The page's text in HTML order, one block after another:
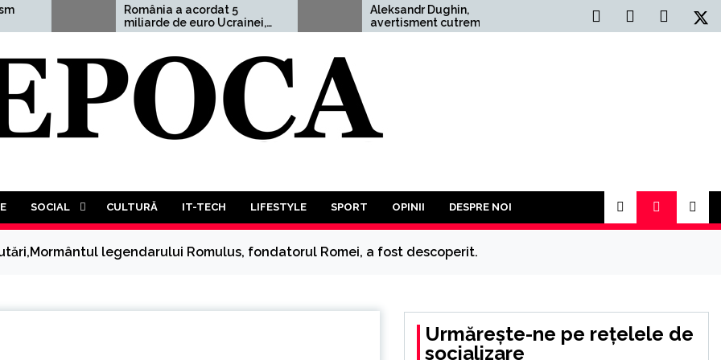
România a acordat 5
miliarde de euro Ucrainei,
adică 1,5% din PIB
Aleksandr Dughin,
avertisment cutremurător:
”Un Al Treilea Război
decât probabil. În acest an
va trebui să participăm la o
luptă a tuturor împotriva
tuturor”
Situația Politică Actuală
din România: O Analiză
Comprehensivă
SOCIAL CULTURĂ IT-TECH LIFESTYLE SPORT OPINII DESPRE NOI
legendarului Romulus, fondatorul Romei, a fost descoperit.
Urmărește-ne pe rețelele de
socializare